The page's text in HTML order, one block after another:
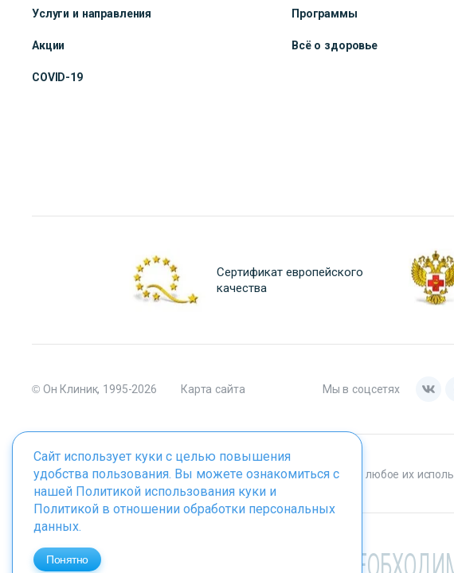
Услуги и направления Программы
Акции Всё о здоровье
COVID-19
Сертификат европейского
качества
© Он Клиник, 1995-2026 Карта сайта Мы в соцсетях
Материалы сайта являются собственностью ООО "Он Клиник", любое их
Сайт использует куки с целью повышения
удобства пользования. Вы можете ознакомиться с
нашей Политикой использования куки и
Политикой в отношении обработки персональных
данных.
Понятно